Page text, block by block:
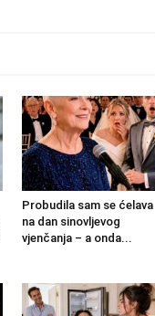
Probudila sam se ćelava
na dan sinovljevog
vjenčanja – a onda...